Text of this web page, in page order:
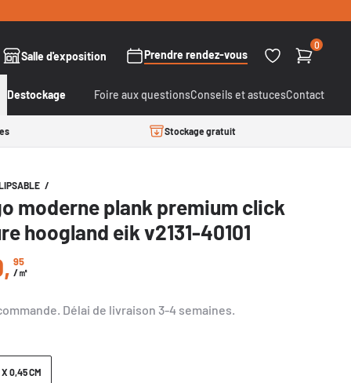
Salle d'exposition Prendre rendez-vous
0
Destockage Foire aux questionsConseils et astucesContact
Stockage gratuit
/
moderne plank premium click
hoogland eik v2131-40101
, 95
/㎡
Délai de livraison 3-4 semaines.
X 0,45 CM